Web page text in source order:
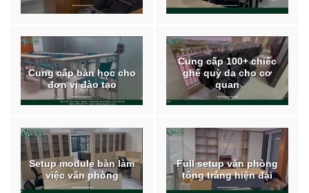
Cung cấp bàn học cho
đơn vị đào tạo
Cung cấp 100+ chiếc
ghế quỳ da cho cơ
quan
Setup module bàn làm
việc văn phòng
Full setup văn phòng
tông trắng hiện đại